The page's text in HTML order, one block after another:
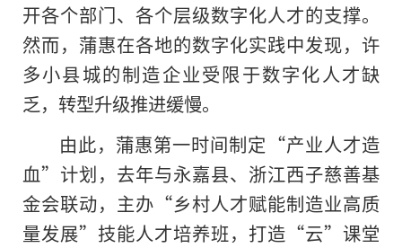
开各个部门、各个层级数字化人才的支撑。
然而，蒲惠在各地的数字化实践中发现，许
多小县城的制造企业受限于数字化人才缺
乏，转型升级推进缓慢。
由此，蒲惠第一时间制定“产业人才造
血”计划，去年与永嘉县、浙江西子慈善基
金会联动，主办“乡村人才赋能制造业高质
量发展”技能人才培养班，打造“云”课堂